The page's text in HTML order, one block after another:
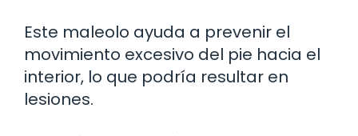
Este maleolo ayuda a prevenir el
movimiento excesivo del pie hacia el
interior, lo que podría resultar en
lesiones.